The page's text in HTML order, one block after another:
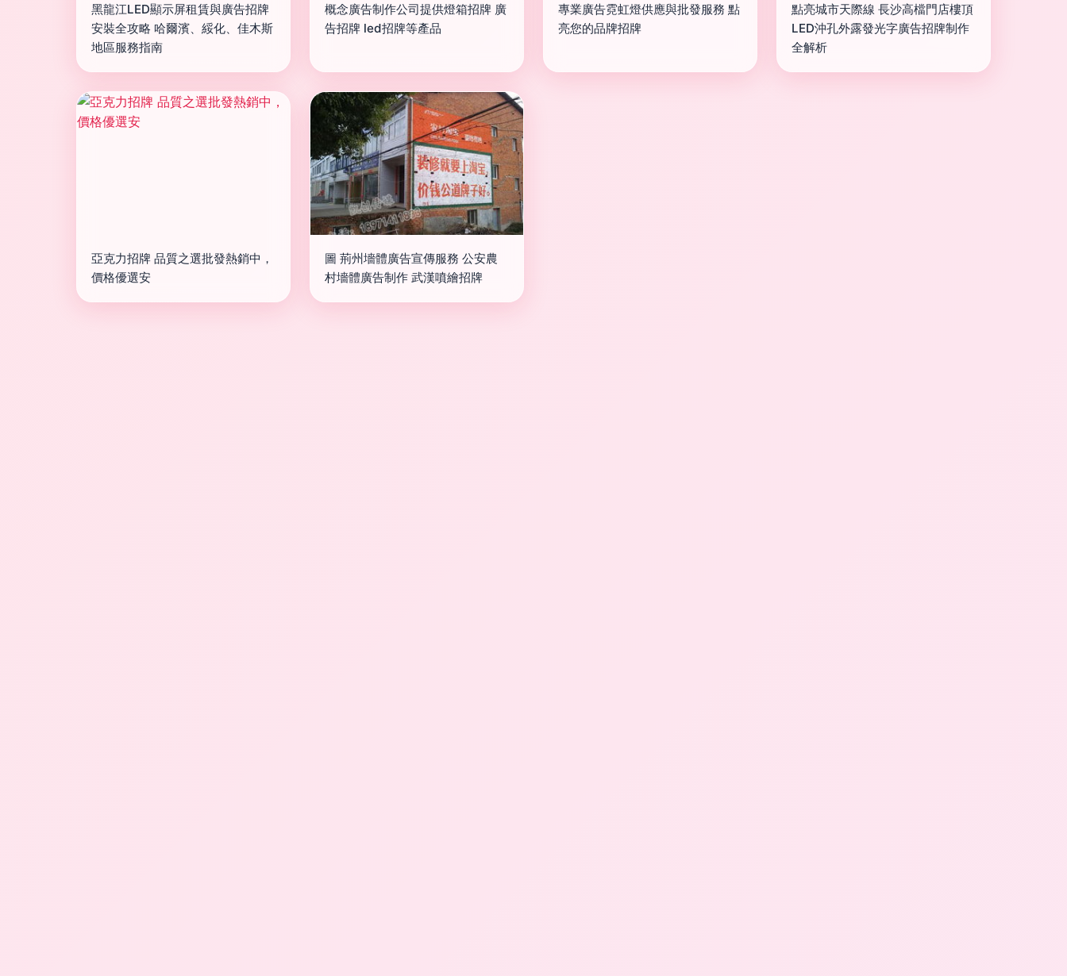
黑龍江LED顯示屏租賃與廣告招牌
安裝全攻略 哈爾濱、綏化、佳木斯
地區服務指南
概念廣告制作公司提供燈箱招牌 廣
告招牌 led招牌等產品
專業廣告霓虹燈供應與批發服務 點
亮您的品牌招牌
點亮城市天際線 長沙高檔門店樓頂
LED沖孔外露發光字廣告招牌制作
全解析
亞克力招牌 品質之選批發熱銷中，
價格優選安
圖 荊州墻體廣告宣傳服務 公安農
村墻體廣告制作 武漢噴繪招牌